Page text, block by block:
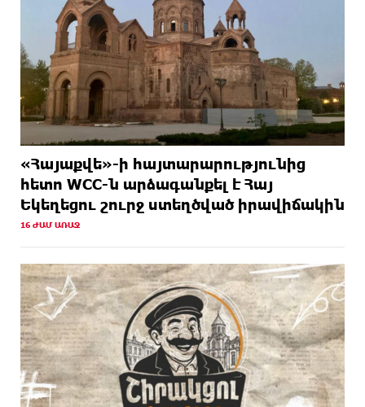
«Հայաքվե»-ի հայտարարությունից
հետո WCC-ն արձագանքել է Հայ
Եկեղեցու շուրջ ստեղծված իրավիճակին
16 ԺԱՄ ԱՌԱՋ